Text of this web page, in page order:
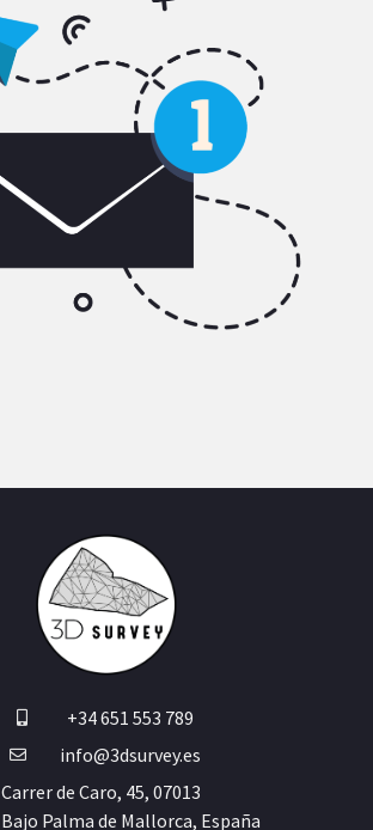
+34 651 553 789
info@3dsurvey.es
Carrer de Caro, 45, 07013
Bajo Palma de Mallorca, España